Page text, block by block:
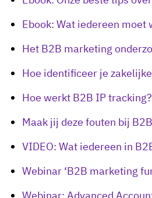
Ebook: Wat iedereen moet
Het B2B marketing
Hoe identificeer je
Hoe werkt B2B IP tracking?
Maak jij deze fouten bij
VIDEO: Wat iedereen in
Webinar ‘B2B marketing